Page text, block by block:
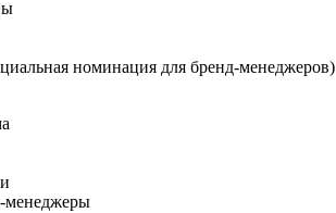
номинация для бренд-менеджеров)
менеджеры